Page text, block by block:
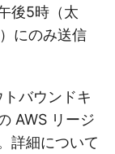
後5時（太
にのみ送信
バウンドキ
AWS リージ
詳細について